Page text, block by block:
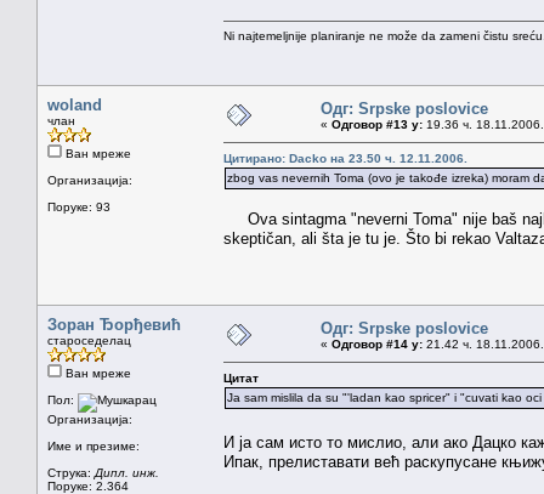
Ni najtemeljnije planiranje ne može da zameni čistu
woland
члан
Ван мреже
Организација:
Поруке: 93
Одг: Srpske poslovice
« Одговор #13 у: 19.36 ч.
Цитирано: Dacko на 23.50 ч. 12.11.2006.
zbog vas nevernih Toma (ovo je takođe izreka) moram
Ova sintagma "neverni Toma" nije baš
skeptičan, ali šta je tu je. Što bi rekao
Зоран Ђорђевић
староседелац
Ван мреже
Пол:
Организација:
Име и презиме:
Струка: Дипл. инж.
Поруке: 2.364
Одг: Srpske poslovice
« Одговор #14 у: 21.42 ч.
Цитат
Ja sam mislila da su "'ladan kao spricer" i "cuvati kao
И ја сам исто то мислио, али ако Дацко
Ипак, прелиставати већ раскупусане